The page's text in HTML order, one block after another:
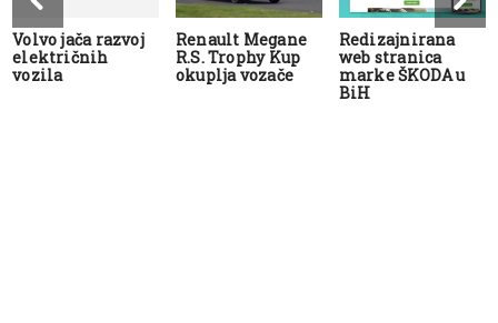
Volvo jača razvoj
električnih
vozila
Renault Megane
R.S. Trophy Kup
okuplja vozače
Redizajnirana
web stranica
marke ŠKODA u
BiH